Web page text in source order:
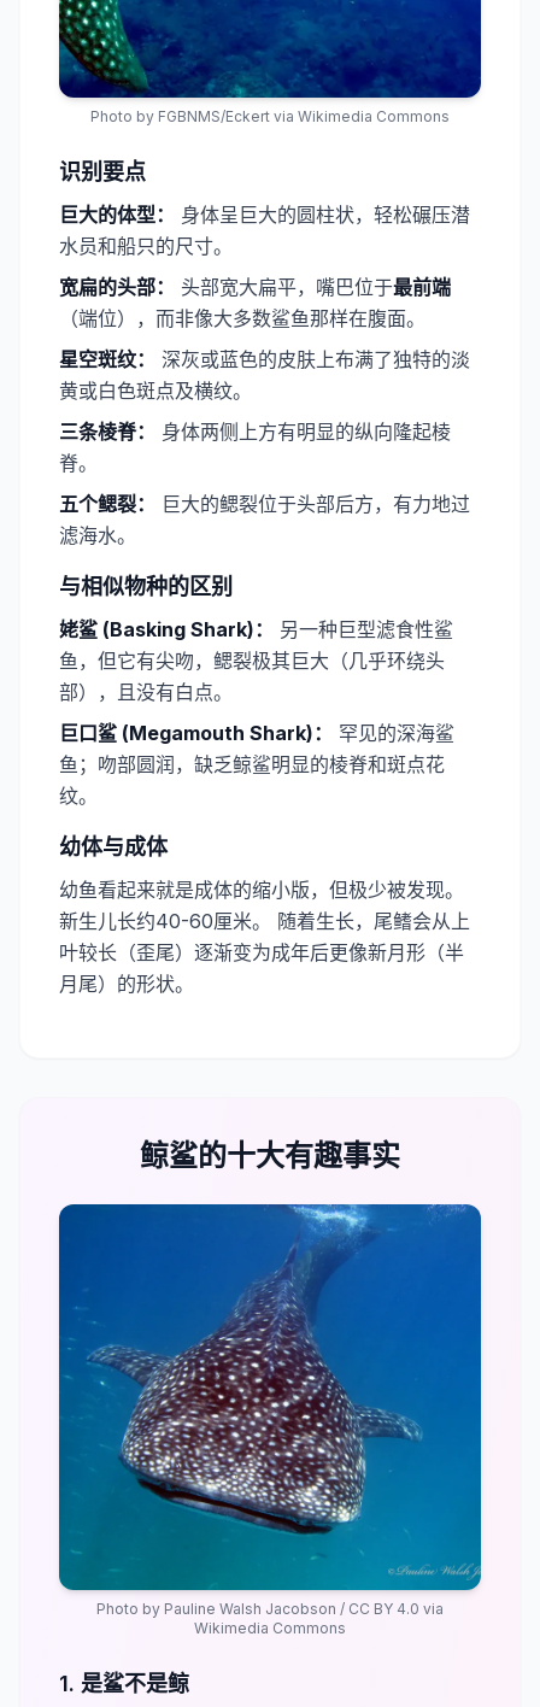
Photo by FGBNMS/Eckert via Wikimedia Commons
识别要点
巨大的体型：
身体呈巨大的圆柱状，轻松碾压潜
水员和船只的尺寸。
​宽扁的头部：
头部宽大扁平，嘴巴位于​​最前端
（端位），而非像大多数鲨鱼那样在腹面。
​星空斑纹：
深灰或蓝色的皮肤上布满了独特的淡
黄或白色斑点及横纹。
​三条棱脊：
身体两侧上方有明显的纵向隆起棱
脊。
​五个鳃裂：
巨大的鳃裂位于头部后方，有力地过
滤海水。
与相似物种的区别
​姥鲨 (Basking Shark)：
另一种巨型滤食性鲨
鱼，但它有尖吻，鳃裂极其巨大（几乎环绕头
部），且没有白点。
​巨口鲨 (Megamouth Shark)：
罕见的深海鲨
鱼；吻部圆润，缺乏鲸鲨明显的棱脊和斑点花
纹。
幼体与成体
幼鱼看起来就是成体的缩小版，但极少被发现。
新生儿长约40-60厘米。 随着生长，尾鳍会从上
叶较长（歪尾）逐渐变为成年后更像新月形（半
月尾）的形状。
鲸鲨的十大有趣事实
Photo by Pauline Walsh Jacobson / CC BY 4.0 via
Wikimedia Commons
1. 是鲨不是鲸